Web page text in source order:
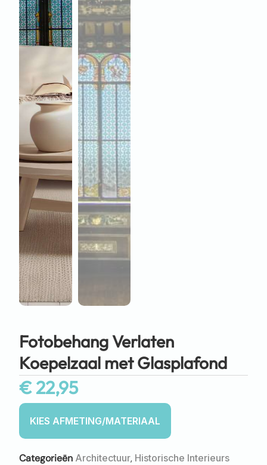
Fotobehang Verlaten
Koepelzaal met Glasplafond
€22,95
Categorieën Architectuur, Historische Interieurs